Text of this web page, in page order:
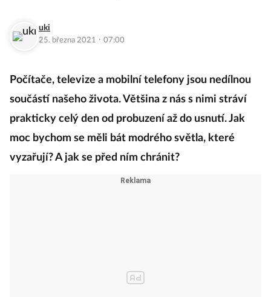
uki
25. března 2021 · 07:00
Počítače, televize a mobilní telefony jsou nedílnou
součástí našeho života. Většina z nás s nimi stráví
prakticky celý den od probuzení až do usnutí. Jak
moc bychom se měli bát modrého světla, které
vyzařují? A jak se před ním chránit?